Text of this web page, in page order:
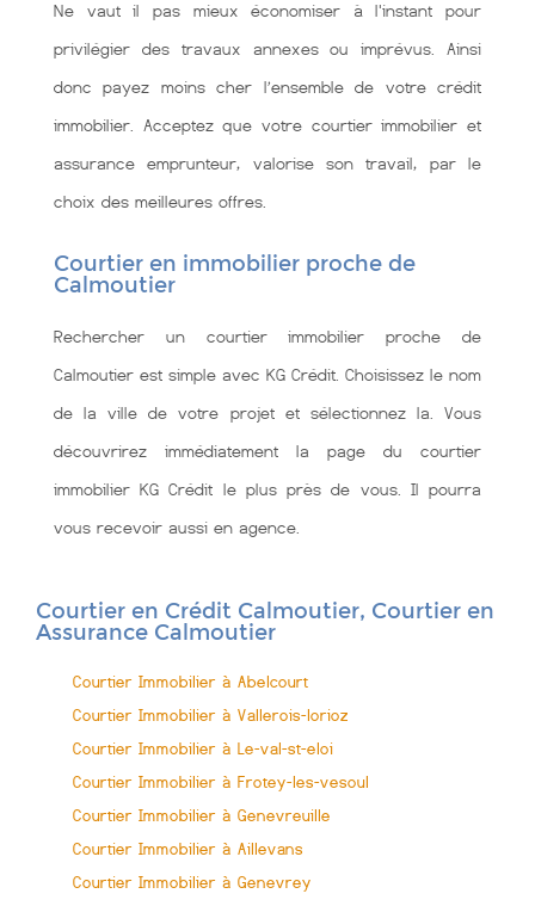
Ne vaut il pas mieux économiser à l'instant pour
privilégier des travaux annexes ou imprévus. Ainsi
donc payez moins cher l’ensemble de votre crédit
immobilier. Acceptez que votre courtier immobilier et
assurance emprunteur, valorise son travail, par le
choix des meilleures offres.
Courtier en immobilier proche de
Calmoutier
Rechercher un courtier immobilier proche de
Calmoutier est simple avec KG Crédit. Choisissez le nom
de la ville de votre projet et sélectionnez la. Vous
découvrirez immédiatement la page du courtier
immobilier KG Crédit le plus près de vous. Il pourra
vous recevoir aussi en agence.
Courtier en Crédit Calmoutier, Courtier en
Assurance Calmoutier
Courtier Immobilier à Abelcourt
Courtier Immobilier à Vallerois-lorioz
Courtier Immobilier à Le-val-st-eloi
Courtier Immobilier à Frotey-les-vesoul
Courtier Immobilier à Genevreuille
Courtier Immobilier à Aillevans
Courtier Immobilier à Genevrey